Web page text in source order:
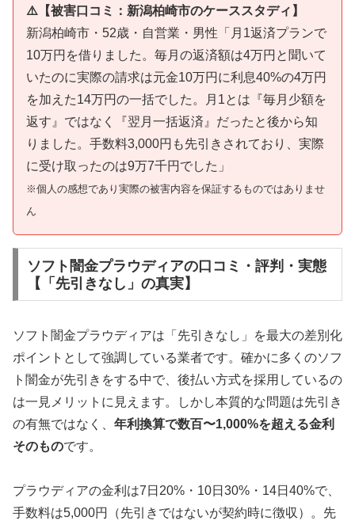
⚠️【被害口コミ：新潟柏崎市のケーススタディ】
新潟柏崎市・52歳・自営業・男性「月1返済プランで
10万円を借りました。毎月の返済額は4万円と聞いて
いたのに実際の請求は元金10万円に利息40%の4万円
を加えた14万円の一括でした。月1とは『毎月少額を
返す』ではなく『翌月一括返済』だったと後から知
りました。手数料3,000円も先引きされており、実際
に受け取ったのは9万7千円でした」
※個人の感想であり実際の被害内容を保証するものではありませ
ん
ソフト闇金プラウディアの口コミ・評判・実態
【「先引きなし」の真実】
ソフト闇金プラウディアは「先引きなし」を最大の差別化
ポイントとして強調している業者です。確かに多くのソフ
ト闇金が先引きをする中で、後払い方式を採用しているの
は一見メリットに見えます。しかし本質的な問題は先引き
の有無ではなく、 年利換算で数百〜1,000%を超える金利
そのものです。
プラウディアの金利は7日20%・10日30%・14日40%で、
手数料は5,000円（先引きではないが契約時に徴収）。先